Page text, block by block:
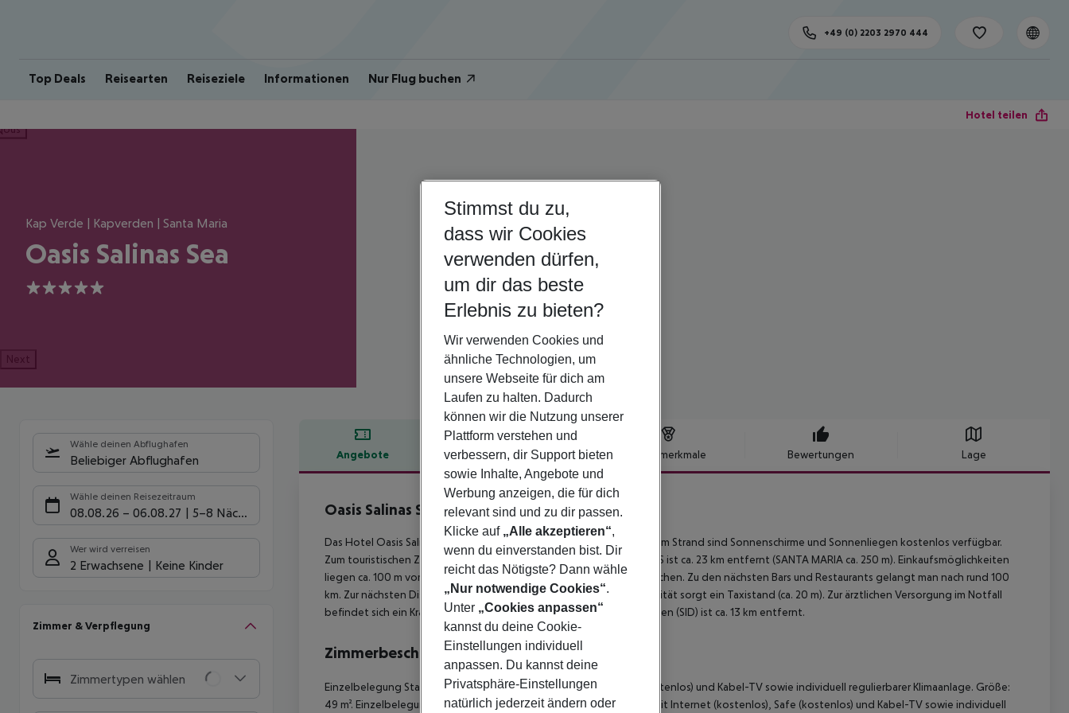
Top Deals Reisearten Reiseziele Informationen Nur Flug buchen
+49 (0) 2203 2970 444
Hotel teilen
Kap Verde | Kapverden | Santa Maria
Oasis Salinas Sea
5
Next
Wähle deinen Abflughafen
Beliebiger Abflughafen
Wähle deinen Reisezeitraum
08.08.26 – 06.08.27 5-8 Nächte
Wer wird verreisen
2 Erwachsene Keine Kinder
Zimmer & Verpflegung
Zimmertypen wählen
Angebote Hotelbeschreibung Hotelmerkmale Bewertungen Lage
Hotelbeschreibung
Oasis Salinas Sea
5
Das Hotel Oasis Salinas Sea liegt direkt am Sandstrand Santa Maria. Am Strand sind Sonnenschirme und Sonnenliegen kostenlos verfügbar.
Zum touristischen Zentrum sind es nur ca. 100 m. Die Stadt ESPARGOS ist ca. 23 km entfernt (SANTA MARIA ca. 250 m). Einkaufsmöglichkeiten
liegen ca. 100 m vom Hotel, ein Supermarkt ist nach ca. 150 m zu erreichen. Zu den nächsten Bars und Restaurants gelangt man nach rund 100
km. Zur nächsten Diskothek gelangt man nach rund 150 km. Für Mobilität sorgt ein Taxistand (ca. 20 m). Zur ärztlichen Versorgung im Notfall
befindet sich ein Krankenhaus in etwa 23 km Entfernung. Der Flughafen (SID) ist ca. 13 km entfernt.
Zimmerbeschreibung
Einzelbelegung Standard Zimmer: Mit Internet (kostenlos), Safe (kostenlos) und Kabel-TV sowie individuell regulierbarer Klimaanlage. Größe:
49 m². Einzelbelegung Standard Zimmer: Doppel Standard Zimmer: Mit Internet (kostenlos), Safe (kostenlos) und Kabel-TV sowie individuell
Stimmst du zu,
dass wir Cookies
verwenden dürfen,
um dir das beste
Erlebnis zu bieten?
Wir verwenden Cookies und
ähnliche Technologien, um
unsere Webseite für dich am
Laufen zu halten. Dadurch
können wir die Nutzung unserer
Plattform verstehen und
verbessern, dir Support bieten
sowie Inhalte, Angebote und
Werbung anzeigen, die für dich
relevant sind und zu dir passen.
Klicke auf „Alle akzeptieren“,
wenn du einverstanden bist. Dir
reicht das Nötigste? Dann wähle
„Nur notwendige Cookies“.
Unter „Cookies anpassen“
kannst du deine Cookie-
Einstellungen individuell
anpassen. Du kannst deine
Privatsphäre-Einstellungen
natürlich jederzeit ändern oder